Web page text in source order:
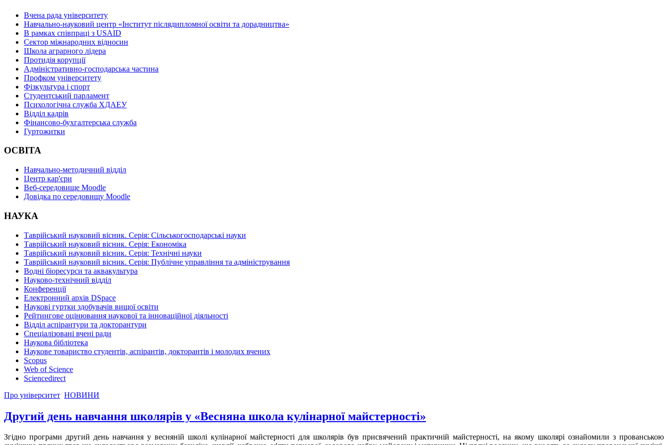
Вчена рада університету
Навчально-науковий центр «Інститут післядипломної освіти та дорадництва»
В рамках співпраці з USAID
Сектор міжнародних відносин
Школа аграрного лідера
Протидія корупції
Адміністративно-господарська частина
Профком університету
Фізкультура і спорт
Студентський парламент
Психологічна служба ХДАЕУ
Відділ кадрів
Фінансово-бухгалтерська служба
Гуртожитки
ОСВІТА
Навчально-методичний відділ
Центр кар'єри
Веб-середовище Moodle
Довідка по середовищу Moodle
НАУКА
Таврійський науковий вісник. Серія: Сільськогосподарські науки
Таврійський науковий вісник. Серія: Економіка
Таврійський науковий вісник. Серія: Технічні науки
Таврійський науковий вісник. Серія: Публічне управління та адміністрування
Водні біоресурси та аквакультура
Науково-технічний відділ
Конференції
Електронний архів DSpace
Наукові гуртки здобувачів вищої освіти
Рейтингове оцінювання наукової та інноваційної діяльності
Відділ аспірантури та докторантури
Спеціалізовані вчені ради
Наукова бібліотека
Наукове товариство студентів, аспірантів, докторантів і молодих вчених
Scopus
Web of Science
Sciencedirect
Про університет НОВИНИ
Другий день навчання школярів у «Весняна школа кулінарної майстерності»
Згідно програми другий день навчання у весняній школі кулінарної майстерності для школярів був присвячений практичній майстерності, на якому школярі ознайомили з прованською